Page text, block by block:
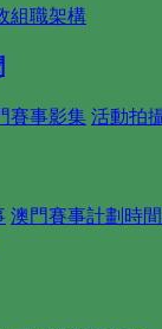
組職架構
賽事影集 活動拍
澳門賽事計劃時